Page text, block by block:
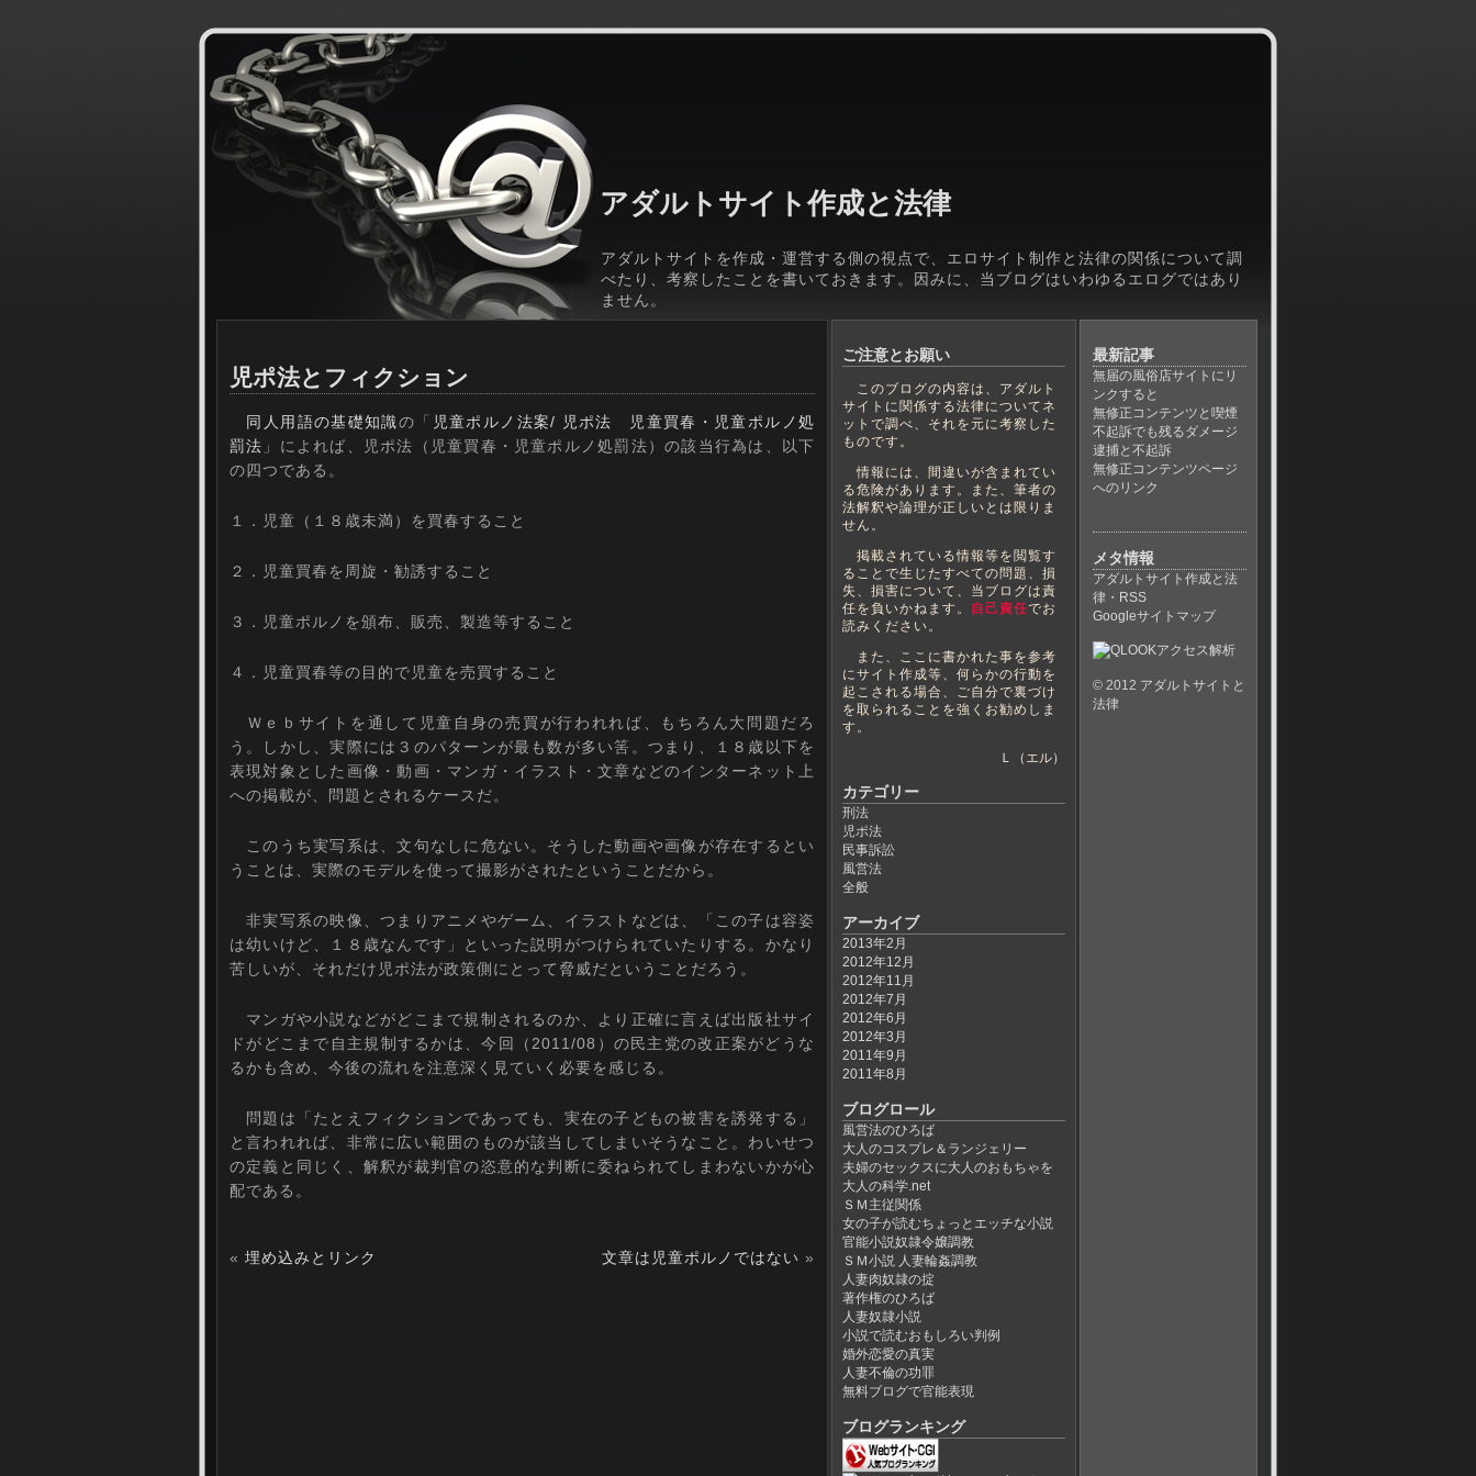
アダルトサイト作成と法律
アダルトサイトを作成・運営する側の視点で、エロサイト制作と法律の関係について調
べたり、考察したことを書いておきます。因みに、当ブログはいわゆるエログではあり
ません。
児ポ法とフィクション
同人用語の基礎知識の「 児童ポルノ法案/ 児ポ法 児童買春・児童ポルノ処
罰法 」によれば、児ポ法（児童買春・児童ポルノ処罰法）の該当行為は、以下
の四つである。
１．児童（１８歳未満）を買春すること
２．児童買春を周旋・勧誘すること
３．児童ポルノを頒布、販売、製造等すること
４．児童買春等の目的で児童を売買すること
Ｗｅｂサイトを通して児童自身の売買が行われれば、もちろん大問題だろ
う。しかし、実際には３のパターンが最も数が多い筈。つまり、１８歳以下を
表現対象とした画像・動画・マンガ・イラスト・文章などのインターネット上
への掲載が、問題とされるケースだ。
このうち実写系は、文句なしに危ない。そうした動画や画像が存在するとい
うことは、実際のモデルを使って撮影がされたということだから。
非実写系の映像、つまりアニメやゲーム、イラストなどは、「この子は容姿
は幼いけど、１８歳なんです」といった説明がつけられていたりする。かなり
苦しいが、それだけ児ポ法が政策側にとって脅威だということだろう。
マンガや小説などがどこまで規制されるのか、より正確に言えば出版社サイ
ドがどこまで自主規制するかは、今回（2011/08）の民主党の改正案がどうな
るかも含め、今後の流れを注意深く見ていく必要を感じる。
問題は「たとえフィクションであっても、実在の子どもの被害を誘発する」
と言われれば、非常に広い範囲のものが該当してしまいそうなこと。わいせつ
の定義と同じく、解釈が裁判官の恣意的な判断に委ねられてしまわないかが心
配である。
« 埋め込みとリンク 文章は児童ポルノではない »
ご注意とお願い
このブログの内容は、アダルト
サイトに関係する法律についてネ
ットで調べ、それを元に考察した
ものです。
情報には、間違いが含まれてい
る危険があります。また、筆者の
法解釈や論理が正しいとは限りま
せん。
掲載されている情報等を閲覧す
ることで生じたすべての問題、損
失、損害について、当ブログは責
任を負いかねます。 自己責任でお
読みください。
また、ここに書かれた事を参考
にサイト作成等、何らかの行動を
起こされる場合、ご自分で裏づけ
を取られることを強くお勧めしま
す。
Ｌ（エル）
カテゴリー
刑法
児ポ法
民事訴訟
風営法
全般
アーカイブ
2013年2月
2012年12月
2012年11月
2012年7月
2012年6月
2012年3月
2011年9月
2011年8月
ブログロール
風営法のひろば
大人のコスプレ＆ランジェリー
夫婦のセックスに大人のおもちゃを
大人の科学.net
ＳＭ主従関係
女の子が読むちょっとエッチな小説
官能小説奴隷令嬢調教
ＳＭ小説 人妻輪姦調教
人妻肉奴隷の掟
著作権のひろば
人妻奴隷小説
小説で読むおもしろい判例
婚外恋愛の真実
人妻不倫の功罪
無料ブログで官能表現
ブログランキング
最新記事
無届の風俗店サイトにリ
ンクすると
無修正コンテンツと喫煙
不起訴でも残るダメージ
逮捕と不起訴
無修正コンテンツページ
へのリンク
メタ情報
アダルトサイト作成と法
律・RSS
Googleサイトマップ
© 2012 アダルトサイトと
法律